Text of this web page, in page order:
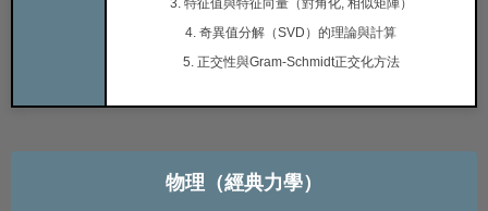
4. 奇異值分解（SVD）的理論與計算
5. 正交性與Gram-Schmidt正交化方法
物理（經典力學）